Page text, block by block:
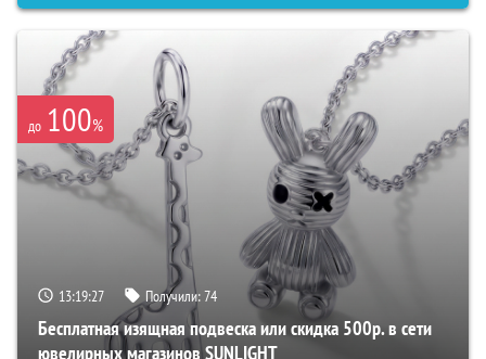
до 100%
13:19:26 Получили:74
Бесплатная изящная подвеска или скидка 500р. в сети
ювелирных магазинов SUNLIGHT